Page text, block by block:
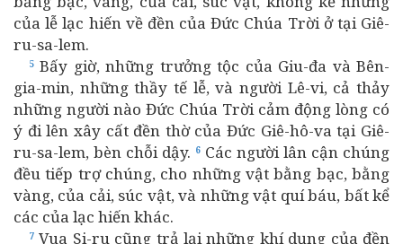
của lễ lạc hiến về đền của Đức Chúa Trời ở tại Giê-
ru-sa-lem.
5 Bấy giờ, những trưởng tộc của Giu-đa và Bên-
gia-min, những thầy tế lễ, và người Lê-vi, cả thảy
những người nào Đức Chúa Trời cảm động lòng có
ý đi lên xây cất đền thờ của Đức Giê-hô-va tại Giê-
ru-sa-lem, bèn chỗi dậy. 6 Các người lân cận chúng
đều tiếp trợ chúng, cho những vật bằng bạc, bằng
vàng, của cải, súc vật, và những vật quí báu, bất kể
các của lạc hiến khác.
7 Vua Si-ru cũng trả lại những khí dụng của đền